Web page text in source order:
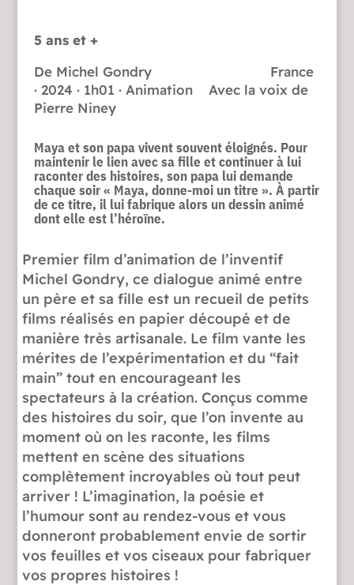
5 ans et +
De Michel Gondry France
· 2024 · 1h01 · Animation Avec la voix de
Pierre Niney
Maya et son papa vivent souvent éloignés. Pour
maintenir le lien avec sa fille et continuer à lui
raconter des histoires, son papa lui demande
chaque soir « Maya, donne-moi un titre ». À partir
de ce titre, il lui fabrique alors un dessin animé
dont elle est l’héroïne.
Premier film d’animation de l’inventif
Michel Gondry, ce dialogue animé entre
un père et sa fille est un recueil de petits
films réalisés en papier découpé et de
manière très artisanale. Le film vante les
mérites de l’expérimentation et du “fait
main” tout en encourageant les
spectateurs à la création. Conçus comme
des histoires du soir, que l’on invente au
moment où on les raconte, les films
mettent en scène des situations
complètement incroyables où tout peut
arriver ! L’imagination, la poésie et
l’humour sont au rendez-vous et vous
donneront probablement envie de sortir
vos feuilles et vos ciseaux pour fabriquer
vos propres histoires !